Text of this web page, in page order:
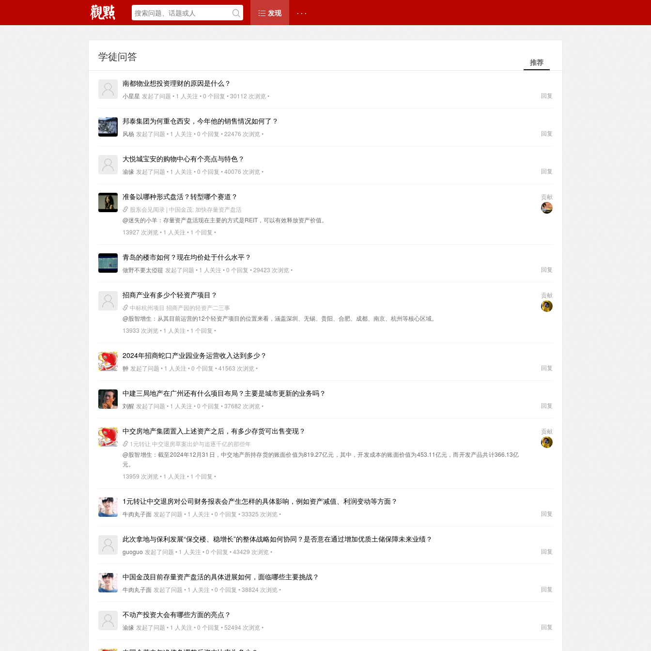
发现 · · ·
推荐
学徒问答
南都物业想投资理财的原因是什么？
回复
小星星 发起了问题 • 1 人关注 • 0 个回复 • 30112 次浏览 •
邦泰集团为何重仓西安，今年他的销售情况如何了？
回复
风杨 发起了问题 • 1 人关注 • 0 个回复 • 22476 次浏览 •
大悦城宝安的购物中心有个亮点与特色？
回复
渝缘 发起了问题 • 1 人关注 • 0 个回复 • 40076 次浏览 •
准备以哪种形式盘活？转型哪个赛道？
股东会见闻录 | 中国金茂: 加快存量资产盘活
@迷失的小羊 ：存量资产盘活现在主要的方式是REIT，可以有效释放资产价值。
贡献
13927 次浏览 • 1 人关注 • 1 个回复 •
青岛的楼市如何？现在均价处于什么水平？
回复
做野不要太俹簁 发起了问题 • 1 人关注 • 0 个回复 • 29423 次浏览 •
招商产业有多少个轻资产项目？
中标杭州项目 招商产园的轻资产二三事
@股智增生 ：从其目前运营的12个轻资产项目的位置来看，涵盖深圳、无锡、贵阳、合肥、成都、南京、杭州等核心区域。
贡献
13933 次浏览 • 1 人关注 • 1 个回复 •
2024年招商蛇口产业园业务运营收入达到多少？
回复
翀 发起了问题 • 1 人关注 • 0 个回复 • 41563 次浏览 •
中建三局地产在广州还有什么项目布局？主要是城市更新的业务吗？
回复
刘醒 发起了问题 • 1 人关注 • 0 个回复 • 37682 次浏览 •
中交房地产集团置入上述资产之后，有多少存货可出售变现？
1元转让 中交退房草案出炉与追逐千亿的那些年
@股智增生 ：截至2024年12月31日，中交地产所持存货的账面价值为819.27亿元，其中，开发成本的账面价值为453.11亿元，而开发产品共计366.13亿
元。
贡献
13959 次浏览 • 1 人关注 • 1 个回复 •
1元转让中交退房对公司财务报表会产生怎样的具体影响，例如资产减值、利润变动等方面？
回复
牛肉丸子面 发起了问题 • 1 人关注 • 0 个回复 • 33325 次浏览 •
此次拿地与保利发展“保交楼、稳增长”的整体战略如何协同？是否意在通过增加优质土储保障未来业绩？
回复
guoguo 发起了问题 • 1 人关注 • 0 个回复 • 43429 次浏览 •
中国金茂目前存量资产盘活的具体进展如何，面临哪些主要挑战？
回复
牛肉丸子面 发起了问题 • 1 人关注 • 0 个回复 • 38824 次浏览 •
不动产投资大会有哪些方面的亮点？
回复
渝缘 发起了问题 • 1 人关注 • 0 个回复 • 52494 次浏览 •